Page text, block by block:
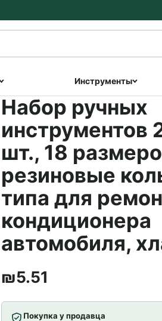
Инструменты
Набор ручных
инструментов
шт., 18
резиновые
типа для
кондиционера
автомобиля,
₪5.51
Покупка у продавца